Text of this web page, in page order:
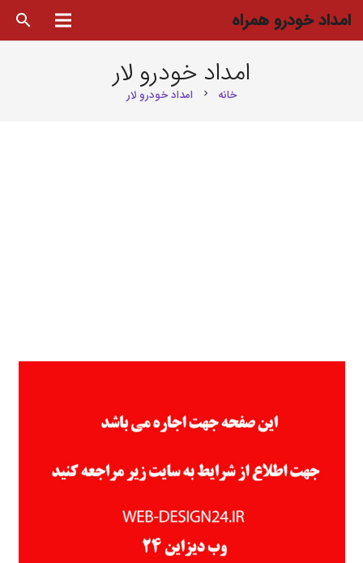
امداد خودرو همراه search
امداد خودرو لار
خانه chevron_right امداد خودرو لار